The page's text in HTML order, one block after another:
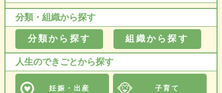
分類・組織から探す
分類から探す 組織から探す
人生のできごとから探す
妊娠・出産 子育て